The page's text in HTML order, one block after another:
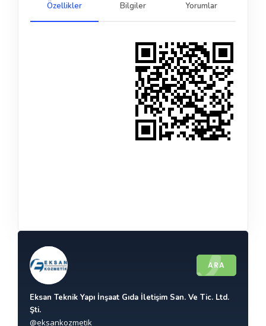
Özellikler
Bilgiler
Yorumlar
ARA
Eksan Teknik Yapı İnşaat Gıda İletişim San. Ve Tic. Ltd.
Şti.
@eksankozmetik